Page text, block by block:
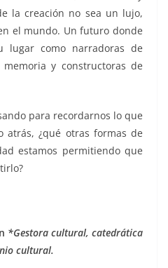
la creación no sea un lujo,
el mundo. Un futuro donde
lugar como narradoras de
y constructoras de
para recordarnos lo que
atrás, ¿qué otras formas de
estamos permitiendo que
*Gestora cultural, catedrática
cultural.